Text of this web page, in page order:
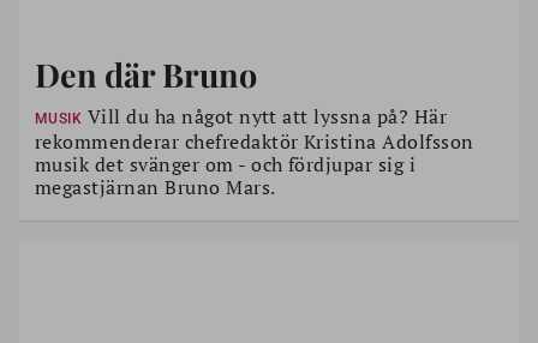
Den där Bruno
MUSIK Vill du ha något nytt att lyssna på? Här
rekommenderar chefredaktör Kristina Adolfsson
musik det svänger om - och fördjupar sig i
megastjärnan Bruno Mars.